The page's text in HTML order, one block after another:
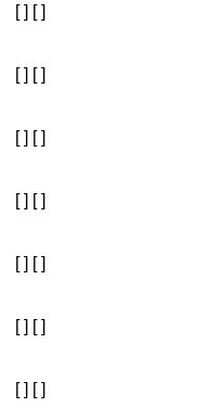
[ ] [ ]
[ ] [ ]
[ ] [ ]
[ ] [ ]
[ ] [ ]
[ ] [ ]
[ ] [ ]